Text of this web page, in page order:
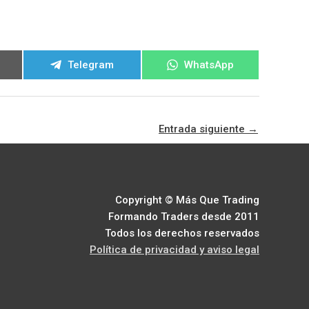
Compartir
Telegram
Compartir
WhatsApp
Entrada siguiente →
Copyright © Más Que Trading
Formando Traders desde 2011
Todos los derechos reservados
Política de privacidad y aviso legal